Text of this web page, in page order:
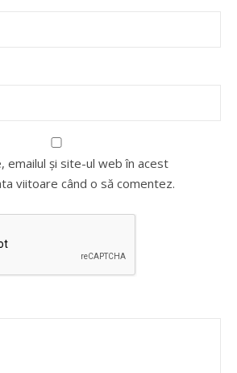
emailul și site-ul web în acest
viitoare când o să comentez.